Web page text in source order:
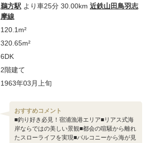
鵜方駅 より車25分 30.00km 近鉄山田鳥羽志
摩線
120.1m²
320.65m²
6DK
2階建て
1963年03月上旬
おすすめコメント
■釣り好き必見！宿浦漁港エリア■リアス式海
岸ならではの美しい景観■都会の喧騒から離れ
たスローライフを実現■バルコニーから海が見